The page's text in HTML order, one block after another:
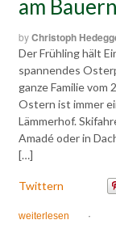
am
byChristoph
Der Frühling hält
spannendes
ganze Familie
Ostern ist immer
Lämmerhof.
Amadé oder in
[…]
Twittern
weiterlesen ·